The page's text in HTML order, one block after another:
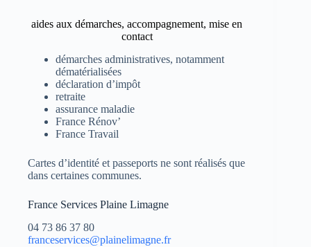
aides aux démarches, accompagnement, mise en
contact
démarches administratives, notamment
dématérialisées
déclaration d’impôt
retraite
assurance maladie
France Rénov’
France Travail
Cartes d’identité et passeports ne sont réalisés que
dans certaines communes.
France Services Plaine Limagne
04 73 86 37 80
franceservices@plainelimagne.fr